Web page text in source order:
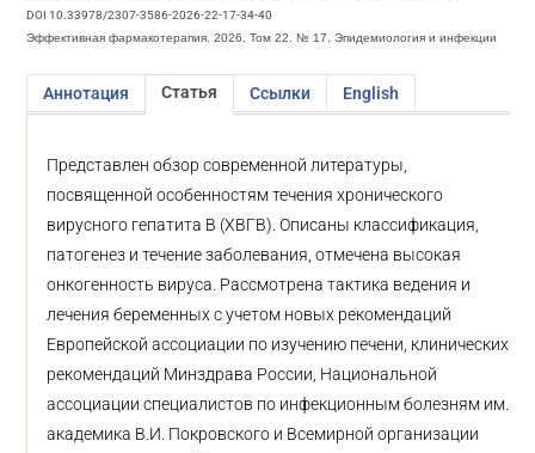
DOI 10.33978/2307-3586-2026-22-17-34-40
Эффективная фармакотерапия. 2026. Том 22. № 17. Эпидемиология и инфекции
Аннотация Статья Ссылки English
Представлен обзор современной литературы,
посвященной особенностям течения хронического
вирусного гепатита B (ХВГВ). Описаны классификация,
патогенез и течение заболевания, отмечена высокая
онкогенность вируса. Рассмотрена тактика ведения и
лечения беременных с учетом новых рекомендаций
Европейской ассоциации по изучению печени, клинических
рекомендаций Минздрава России, Национальной
ассоциации специалистов по инфекционным болезням им.
академика В.И. Покровского и Всемирной организации